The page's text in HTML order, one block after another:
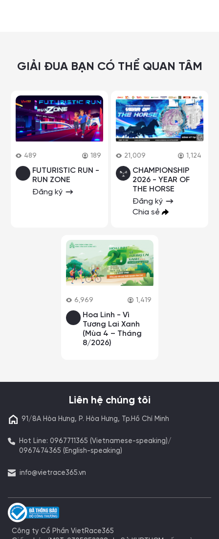
GIẢI ĐUA BẠN CÓ THỂ QUAN TÂM
489 189
FUTURISTIC RUN -
RUN ZONE
Đăng ký
21,009 1,124
CHAMPIONSHIP
2026 - YEAR OF
THE HORSE
Đăng ký
Chia sẻ
6,969 1,419
Hoa Linh - Vì
Tương Lai Xanh
(Mùa 4 – Tháng
8/2026)
Liên hệ chúng tôi
91/8A Hòa Hưng, P. Hòa Hưng, Tp.Hồ Chí Minh
Hot Line: 0967711365 (Vietnamese-speaking)/
0967474365 (English-speaking)
info@vietrace365.vn
Công ty Cổ Phần VietRace365